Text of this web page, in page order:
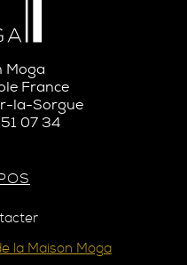
Moga
France
la-Sorgue
07 34
la Maison Moga